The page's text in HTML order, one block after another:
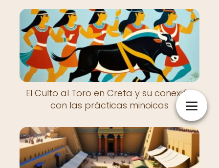
El Culto al Toro en Creta y su conexión
con las prácticas minoicas